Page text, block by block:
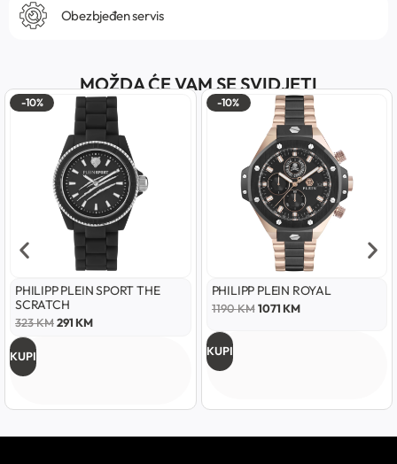
Obezbjeđen servis
MOŽDA ĆE VAM SE SVIDJETI
-10%
PHILIPP PLEIN SPORT THE
SCRATCH
323KM291KM
KUPI
-10%
PHILIPP PLEIN ROYAL
1190KM 1071KM
KUPI